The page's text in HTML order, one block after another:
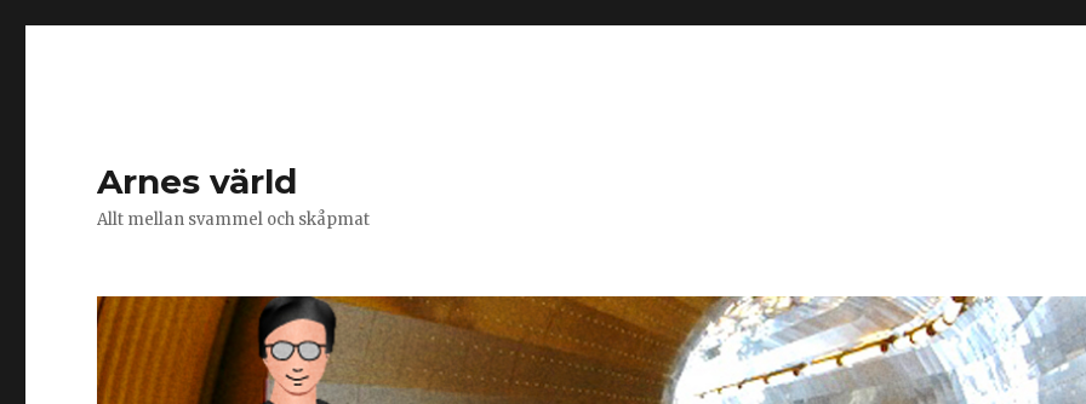
Arnes värld
Allt mellan svammel och skåpmat